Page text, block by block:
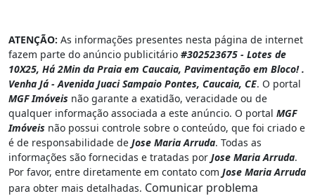
ATENÇÃO: As informações presentes nesta página de internet
fazem parte do anúncio publicitário #302523675 - Lotes de
10X25, Há 2Min da Praia em Caucaia, Pavimentação em Bloco! .
Venha Já - Avenida Juaci Sampaio Pontes, Caucaia, CE. O portal
MGF Imóveis não garante a exatidão, veracidade ou de
qualquer informação associada a este anúncio. O portal MGF
Imóveis não possui controle sobre o conteúdo, que foi criado e
é de responsabilidade de Jose Maria Arruda. Todas as
informações são fornecidas e tratadas por Jose Maria Arruda.
Por favor, entre diretamente em contato com Jose Maria Arruda
para obter mais detalhadas. Comunicar problema